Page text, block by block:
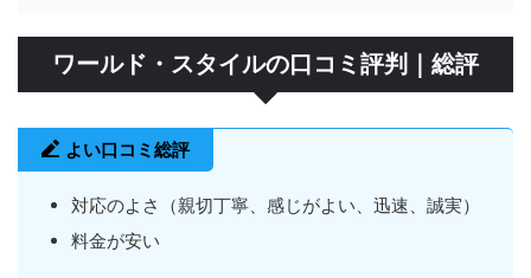
ワールド・スタイルの口コミ評判｜総評
よい口コミ総評
対応のよさ（親切丁寧、感じがよい、迅速、誠実）
料金が安い